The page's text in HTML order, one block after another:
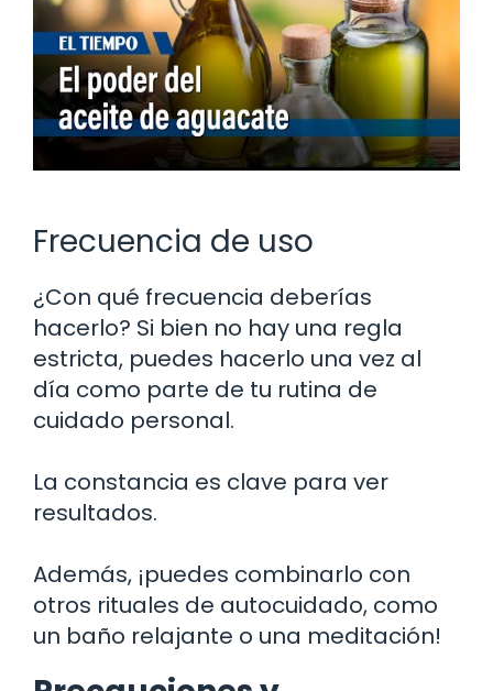
Frecuencia de uso
¿Con qué frecuencia deberías
hacerlo? Si bien no hay una regla
estricta, puedes hacerlo una vez al
día como parte de tu rutina de
cuidado personal.
La constancia es clave para ver
resultados.
Además, ¡puedes combinarlo con
otros rituales de autocuidado, como
un baño relajante o una meditación!